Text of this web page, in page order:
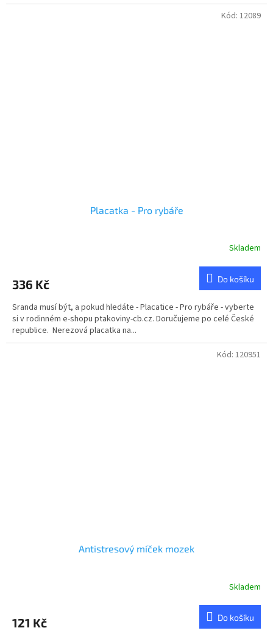
Placatka - Pro rybáře
Skladem
336 Kč Do košíku
Sranda musí být, a pokud hledáte - Placatice - Pro rybáře - vyberte
si v rodinném e-shopu ptakoviny-cb.cz. Doručujeme po celé České
republice. Nerezová placatka na...
Kód: 12089
Antistresový míček mozek
Skladem
121 Kč Do košíku
Kód: 120951